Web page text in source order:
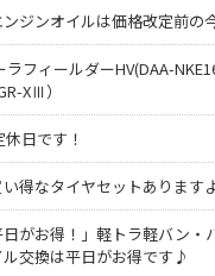
ジンオイルは価格改定前の
ラフィールダーHV(DAA-
XⅢ）
日です！
得なタイヤセットあります
がお得！」軽トラ軽バン・
ル交換は平日がお得です♪